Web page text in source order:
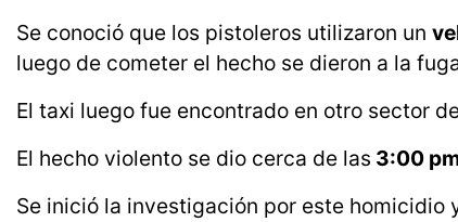
Se conoció que los pistoleros utilizaron un
luego de cometer el hecho se dieron a la
El taxi luego fue encontrado en otro sector
El hecho violento se dio cerca de las 3:00
Se inició la investigación por este